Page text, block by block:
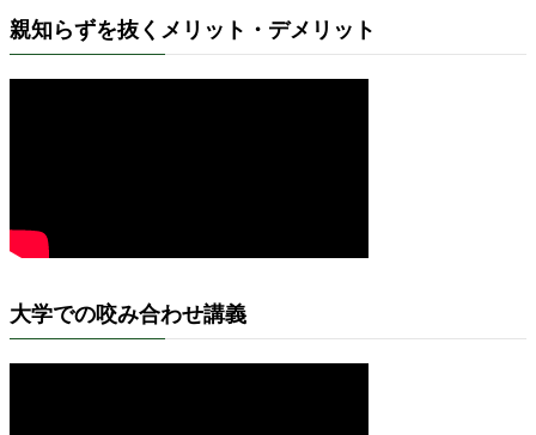
親知らずを抜くメリット・デメリット
大学での咬み合わせ講義